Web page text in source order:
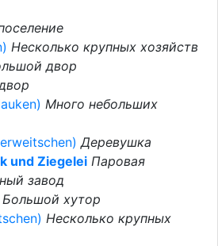
Несколько крупных хозяйств
двор
Много небольших
Деревушка
und Ziegelei Паровая
завод
Большой хутор
Несколько крупных